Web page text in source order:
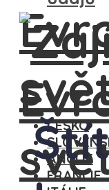
ČESKO
ANGLIE
FRANCIE